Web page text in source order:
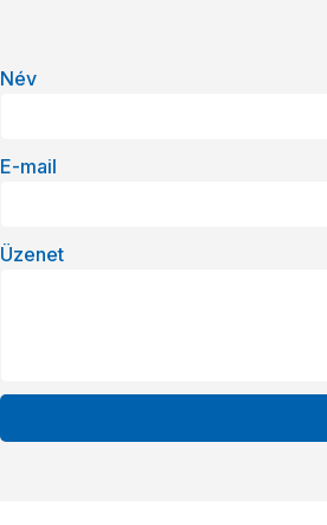
Név
E-mail
Üzenet